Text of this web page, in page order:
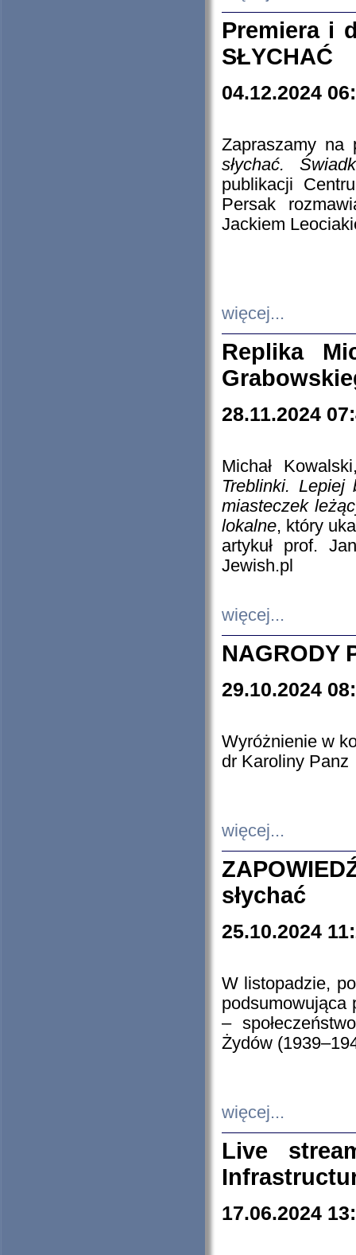
Premiera i
SŁYCHAĆ
04.12.2024
Zapraszamy
słychać.
publikacji
Persak
Jackiem
więcej...
Replika
28.11.2024
Michał
Treblinki. Lepiej
miasteczek
lokalne, który
artykuł prof.
Jewish.pl
więcej...
NAGRODY
29.10.2024
Wyróżnienie w
dr Karoliny Panz
więcej...
słychać
25.10.2024
W listopadzie,
podsumowująca
–
Żydów
więcej...
Live
17.06.2024